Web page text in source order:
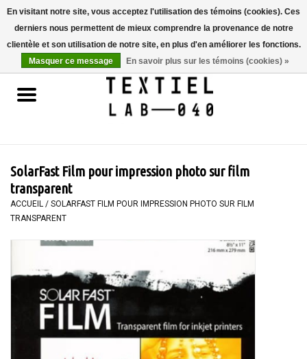
Accueil
LIVRES
PEINTURE
TEXTILE
SPECIALS
OUTILS
SolarFast Film pour impression photo sur film
transparent
ACCUEIL / SOLARFAST FILM POUR IMPRESSION PHOTO SUR FILM
TRANSPARENT
En visitant notre site, vous acceptez l'utilisation des témoins (cookies). Ces
derniers nous permettent de mieux comprendre la provenance de notre
clientèle et son utilisation de notre site, en plus d'en améliorer les fonctions.
Masquer ce message
En savoir plus sur les témoins (cookies) »